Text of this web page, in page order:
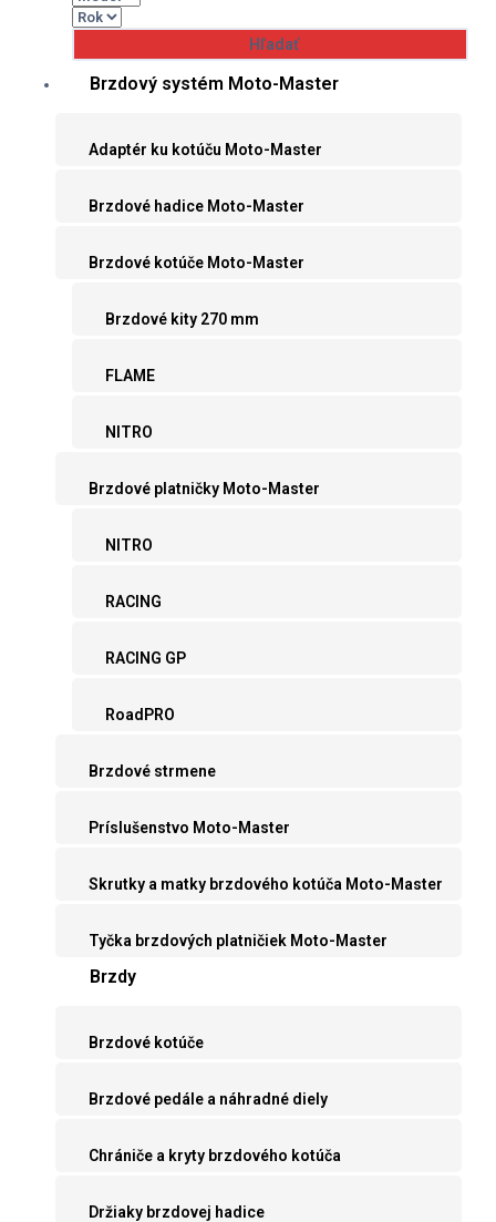
Brzdový systém Moto-Master
Adaptér ku kotúču Moto-Master
Brzdové hadice Moto-Master
Brzdové kotúče Moto-Master
Brzdové kity 270 mm
FLAME
NITRO
Brzdové platničky Moto-Master
NITRO
RACING
RACING GP
RoadPRO
Brzdové strmene
Príslušenstvo Moto-Master
Skrutky a matky brzdového kotúča Moto-Master
Tyčka brzdových platničiek Moto-Master
Brzdy
Brzdové kotúče
Brzdové pedále a náhradné diely
Chrániče a kryty brzdového kotúča
Držiaky brzdovej hadice